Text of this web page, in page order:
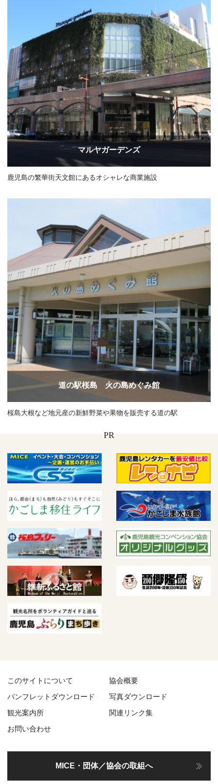
マルヤガーデンズ
鹿児島の繁華街天文館にあるオシャレな商業施設
道の駅桜島 火の島めぐみ館
桜島大根など地元産の新鮮野菜や果物を販売する道の駅
PR
このサイトについて
協会概要
パンフレットダウンロード
写真ダウンロード
観光案内所
関連リンク集
お問い合わせ
MICE・団体／協会の取組へ